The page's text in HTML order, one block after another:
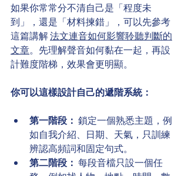
如果你常常分不清自己是「程度未
到」，還是「材料揀錯」，可以先參考
這篇講解 法文連音如何影響聆聽判斷的
文章。先理解聲音如何黏在一起，再設
計難度階梯，效果會更明顯。
你可以這樣設計自己的遞階系統：
第一階段： 鎖定一個熟悉主題，例
如自我介紹、日期、天氣，只訓練
辨認高頻詞和固定句式。
第二階段： 每段音檔只設一個任